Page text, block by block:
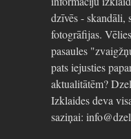
dzīvēs - skandāli,
fotogrāfijas.
pasaules
pats iejusties
aktualitātēm?
Izklaides deva
saziņai: